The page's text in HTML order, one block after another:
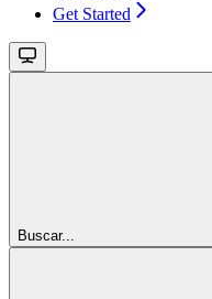
Get Started
Buscar...